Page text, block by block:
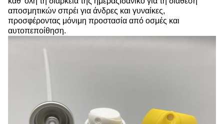
αποσμητικών σπρέι για άνδρες και γυναίκες,
προσφέροντας μόνιμη προστασία από οσμές και
αυτοπεποίθηση.